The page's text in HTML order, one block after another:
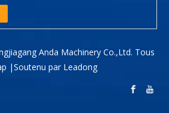
Anda Machinery Co.,Ltd. Tous
|Soutenu par Leadong